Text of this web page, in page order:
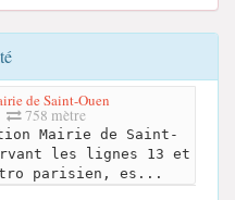
de Saint-Ouen
758 mètre
Mairie de Saint-
les lignes 13 et
parisien, es...